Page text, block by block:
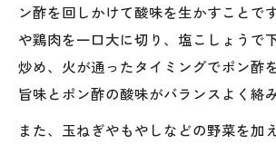
豚肉ポン酢大根おろしのさ
アップ
ン酢を回しかけて酸味を生かすことで
や鶏肉を一口大に切り、塩こしょうで
炒め、火が通ったタイミングでポン酢
旨味とポン酢の酸味がバランスよく絡
また、玉ねぎやもやしなどの野菜を加